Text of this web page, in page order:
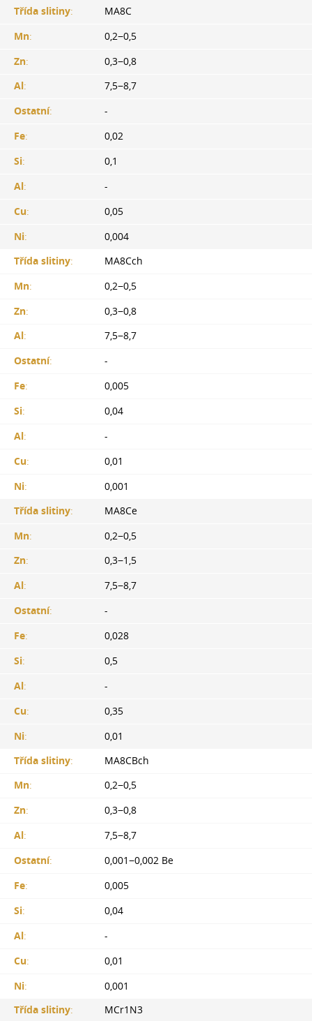
Třída slitiny:
MA8C
Mn:
0,2−0,5
Zn:
0,3−0,8
Al :
7,5−8,7
Ostatní:
-
Fe:
0,02
Si:
0,1
Al:
-
Cu:
0,05
Ni:
0,004
Třída slitiny:
MA8Cch
Mn:
0,2−0,5
Zn:
0,3−0,8
Al :
7,5−8,7
Ostatní:
-
Fe:
0,005
Si:
0,04
Al:
-
Cu:
0,01
Ni:
0,001
Třída slitiny:
MA8Ce
Mn:
0,2−0,5
Zn:
0,3−1,5
Al:
7,5−8,7
Ostatní:
-
Fe:
0,028
Si:
0,5
Al:
-
Cu:
0,35
Ni:
0,01
Třída slitiny:
MA8CBch
Mn:
0,2−0,5
Zn:
0,3−0,8
Al:
7,5−8,7
Ostatní:
0,001−0,002 Ве
Fe:
0,005
Si:
0,04
Al:
-
Cu:
0,01
Ni:
0,001
Třída slitiny: MCr1N3